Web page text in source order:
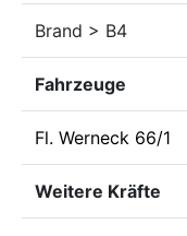
Brand > B4
Fahrzeuge
Fl. Werneck 66/1
Weitere Kräfte